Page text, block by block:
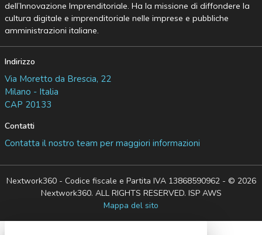
dell’Innovazione Imprenditoriale. Ha la missione di diffondere la
cultura digitale e imprenditoriale nelle imprese e pubbliche
amministrazioni italiane.
Indirizzo
Via Moretto da Brescia, 22
Milano - Italia
CAP 20133
Contatti
Contatta il nostro team per maggiori informazioni
Nextwork360 - Codice fiscale e Partita IVA 13868590962 - © 2026
Nextwork360. ALL RIGHTS RESERVED. ISP AWS
Mappa del sito